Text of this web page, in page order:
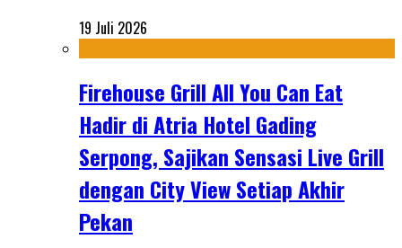
19 Juli 2026
Firehouse Grill All You Can Eat
Hadir di Atria Hotel Gading
Serpong, Sajikan Sensasi Live Grill
dengan City View Setiap Akhir
Pekan